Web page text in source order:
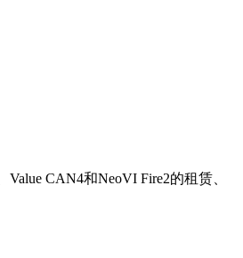
CAN4和NeoVI Fire2的租赁、